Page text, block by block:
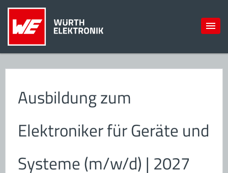
Ausbildung zum
Elektroniker für Geräte und
Systeme (m/w/d) | 2027